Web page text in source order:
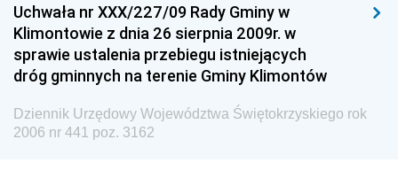
Uchwała nr XXX/227/09 Rady Gminy w
Klimontowie z dnia 26 sierpnia 2009r. w
sprawie ustalenia przebiegu istniejących
dróg gminnych na terenie Gminy Klimontów
Dziennik Urzędowy Województwa Świętokrzyskiego rok
2006 nr 441 poz. 3162